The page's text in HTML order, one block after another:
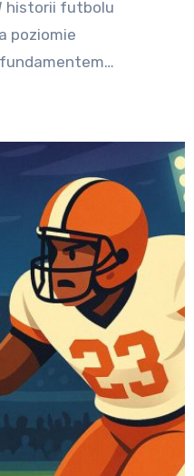
historii futbolu
poziomie